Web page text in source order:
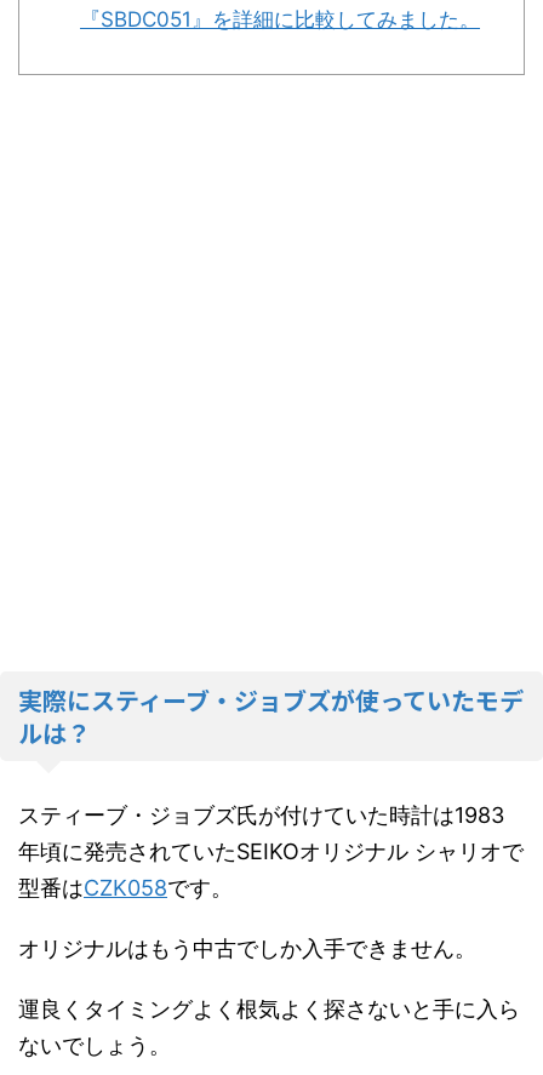
『SBDC051』を詳細に比較してみました。
実際にスティーブ・ジョブズが使っていたモデ
ルは？
スティーブ・ジョブズ氏が付けていた時計は1983
年頃に発売されていたSEIKOオリジナル シャリオで
型番はCZK058です。
オリジナルはもう中古でしか入手できません。
運良くタイミングよく根気よく探さないと手に入ら
ないでしょう。